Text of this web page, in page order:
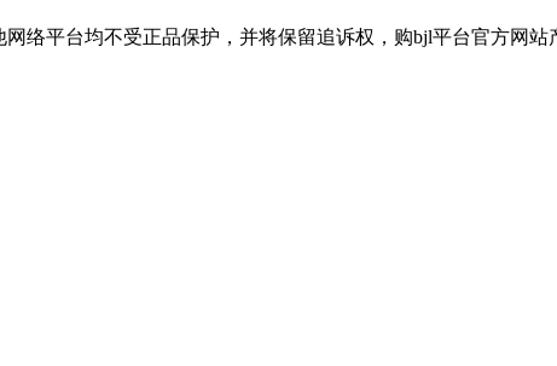
络平台均不受正品保护，并将保留追诉权，购bjl平台官方网站